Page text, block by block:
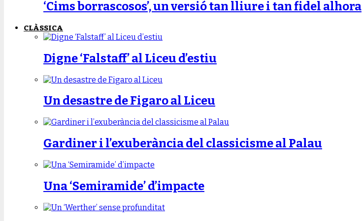
‘Cims borrascosos’, un versió tan lliure i tan fidel alhora
CLÀSSICA
Digne ‘Falstaff’ al Liceu d’estiu
Un desastre de Figaro al Liceu
Gardiner i l’exuberància del classicisme al Palau
Una ‘Semiramide’ d’impacte